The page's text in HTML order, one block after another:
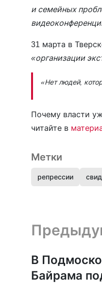
и семейных
31 марта в
«организации
«Нет людей,
Почему власти
читайте в
Метки
репрессии
Предыдущая
В
Байрама